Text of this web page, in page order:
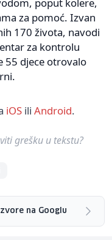
za pomoć. Izvan
170 života, navodi
za kontrolu
55 djece otrovalo
iOS ili Android.
grešku u tekstu?
na Googlu